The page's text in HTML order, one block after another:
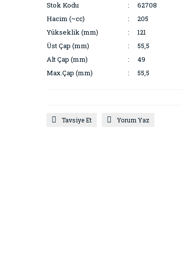
Stok Kodu
62708
Hacim (~cc)
205
Yükseklik (mm)
121
Üst Çap (mm)
55,5
Alt Çap (mm)
49
Max.Çap (mm)
55,5
Tavsiye Et Yorum Yaz